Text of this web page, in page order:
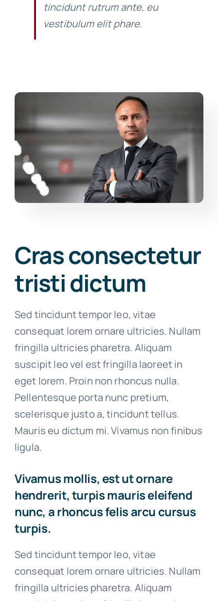
tincidunt rutrum ante, eu
vestibulum elit phare.
Cras consectetur
tristi dictum
Sed tincidunt tempor leo, vitae
consequat lorem ornare ultricies. Nullam
fringilla ultricies pharetra. Aliquam
suscipit leo vel est fringilla laoreet in
eget lorem. Proin non rhoncus nulla.
Pellentesque porta nunc pretium,
scelerisque justo a, tincidunt tellus.
Mauris eu dictum mi. Vivamus non finibus
ligula.
Vivamus mollis, est ut ornare
hendrerit, turpis mauris eleifend
nunc, a rhoncus felis arcu cursus
turpis.
Sed tincidunt tempor leo, vitae
consequat lorem ornare ultricies. Nullam
fringilla ultricies pharetra. Aliquam